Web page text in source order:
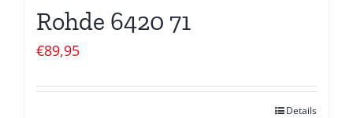
Rohde 6420 71
€89,95
Details